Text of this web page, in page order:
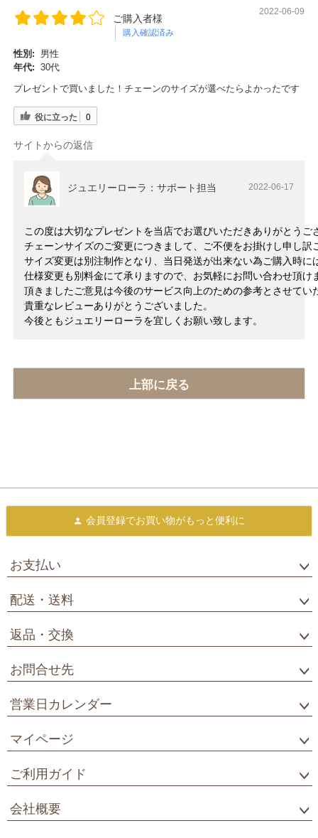
ご購入者様
購入確認済み
2022-06-09
性別:
男性
年代: 30代
プレゼントで買いました！チェーンのサイズが選べたらよかったです
役に立った 0
サイトからの返信
ジュエリーローラ：サポート担当 2022-06-17
この度は大切なプレゼントを当店でお選びいただきありがとうご
チェーンサイズのご変更につきまして、ご不便をお掛けし申し訳
サイズ変更は別注制作となり、当日発送が出来ない為ご購入時に
仕様変更も別料金にて承りますので、お気軽にお問い合わせ頂け
頂きましたご意見は今後のサービス向上のための参考とさせてい
貴重なレビューありがとうございました。
今後ともジュエリーローラを宜しくお願い致します。
上部に戻る
会員登録でお買い物がもっと便利に
お支払い
配送・送料
返品・交換
お問合せ先
営業日カレンダー
マイページ
ご利用ガイド
会社概要